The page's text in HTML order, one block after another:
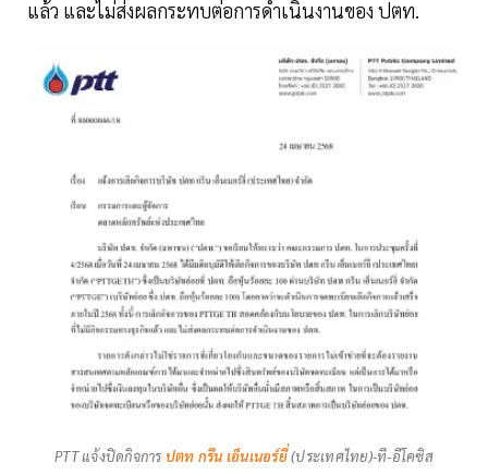
แล้ว และไม่ส่งผลกระทบต่อการดำเนินงานของ ปตท.
PTT แจ้งปิดกิจการ ปตท กรีน เอ็นเนอร์ยี่(ประเทศไทย)-ที-อีโคซิส